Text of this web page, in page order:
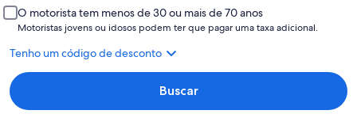
O motorista tem menos de 30 ou mais de 70 anos
Motoristas jovens ou idosos podem ter que pagar uma taxa adicional.
Tenho um código de desconto
Buscar